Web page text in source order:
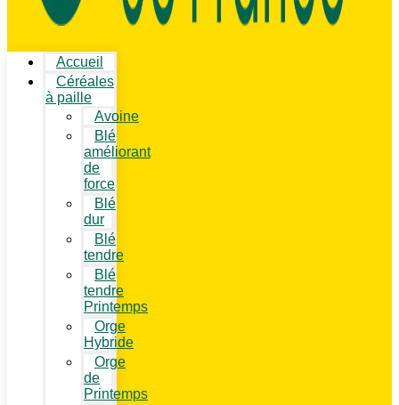
Accueil
Céréales
à paille
Avoine
Blé
améliorant
de
force
Blé
dur
Blé
tendre
Blé
tendre
Printemps
Orge
Hybride
Orge
de
Printemps